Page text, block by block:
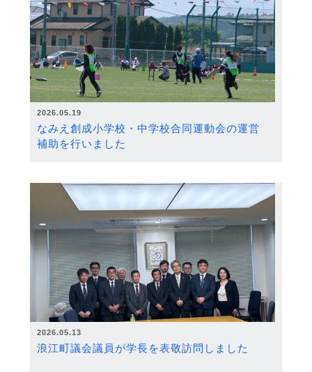
2026.05.19
なみえ創成小学校・中学校合同運動会の運営
補助を行いました
2026.05.13
浪江町議会議員が学長を表敬訪問しました